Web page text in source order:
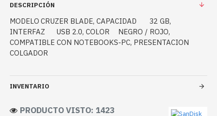
DESCRIPCIÓN
MODELO CRUZER BLADE, CAPACIDAD
32 GB,
INTERFAZ
USB 2.0, COLOR
NEGRO / ROJO,
COMPATIBLE CON NOTEBOOKS-PC, PRESENTACION
COLGADOR
INVENTARIO
PRODUCTO VISTO: 1423